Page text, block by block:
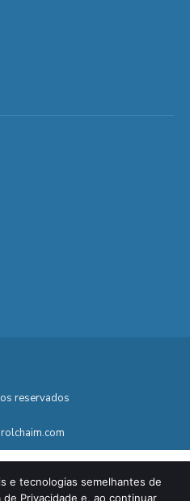
reservados
e tecnologias semelhantes de
Privacidade e, ao continuar